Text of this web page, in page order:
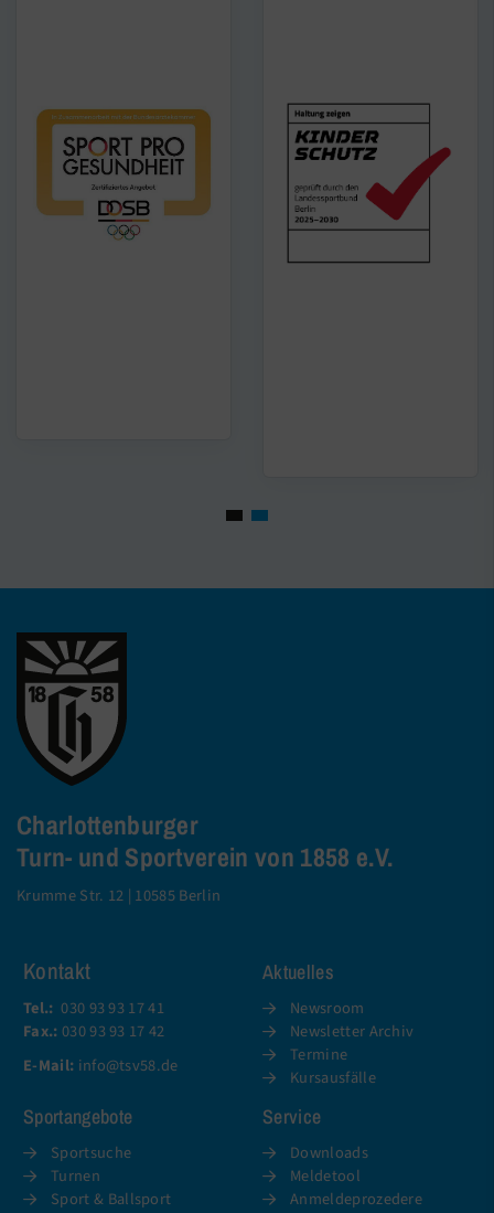
Charlottenburger
Turn- und Sportverein von 1858 e.V.
Krumme Str. 12 | 10585 Berlin
Kontakt
Tel.: 030 93 93 17 41
Fax.:030 93 93 17 42
E-Mail: info@tsv58.de
Aktuelles
Newsroom
Newsletter Archiv
Termine
Kursausfälle
Sportangebote
Sportsuche
Turnen
Sport & Ballsport
Service
Downloads
Meldetool
Anmeldeprozedere